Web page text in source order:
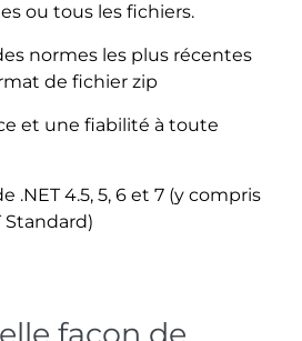
ou tous les fichiers.
normes les plus récentes
de fichier zip
et une fiabilité à toute
.NET 4.5, 5, 6 et 7 (y compris
Standard)